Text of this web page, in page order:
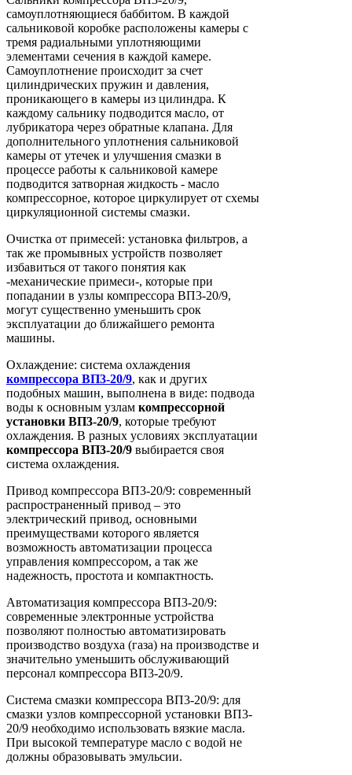
самоуплотняющиеся баббитом. В каждой
сальниковой коробке расположены камеры с
тремя радиальными уплотняющими
элементами сечения в каждой камере.
Самоуплотнение происходит за счет
цилиндрических пружин и давления,
проникающего в камеры из цилиндра. К
каждому сальнику подводится масло, от
лубрикатора через обратные клапана. Для
дополнительного уплотнения сальниковой
камеры от утечек и улучшения смазки в
процессе работы к сальниковой камере
подводится затворная жидкость - масло
компрессорное, которое циркулирует от схемы
циркуляционной системы смазки.
Очистка от примесей: установка фильтров, а
так же промывных устройств позволяет
избавиться от такого понятия как
-механические примеси-, которые при
попадании в узлы компрессора ВП3-20/9,
могут существенно уменьшить срок
эксплуатации до ближайшего ремонта
машины.
Охлаждение: система охлаждения
компрессора ВП3-20/9, как и других
подобных машин, выполнена в виде: подвода
воды к основным узлам компрессорной
установки ВП3-20/9, которые требуют
охлаждения. В разных условиях эксплуатации
компрессора ВП3-20/9 выбирается своя
система охлаждения.
Привод компрессора ВП3-20/9: современный
распространенный привод – это
электрический привод, основными
преимуществами которого является
возможность автоматизации процесса
управления компрессором, а так же
надежность, простота и компактность.
Автоматизация компрессора ВП3-20/9:
современные электронные устройства
позволяют полностью автоматизировать
производство воздуха (газа) на производстве и
значительно уменьшить обслуживающий
персонал компрессора ВП3-20/9.
Система смазки компрессора ВП3-20/9: для
смазки узлов компрессорной установки ВП3-
20/9 необходимо использовать вязкие масла.
При высокой температуре масло с водой не
должны образовывать эмульсии.